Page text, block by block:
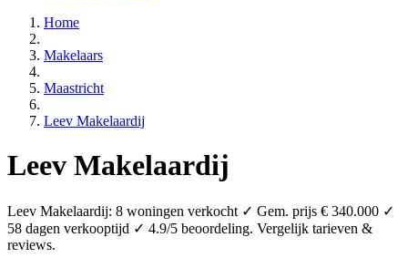
Home
Makelaars
Maastricht
Leev Makelaardij
Leev Makelaardij
Leev Makelaardij: 8 woningen verkocht ✓ Gem. prijs € 340.000 ✓
58 dagen verkooptijd ✓ 4.9/5 beoordeling. Vergelijk tarieven &
reviews.